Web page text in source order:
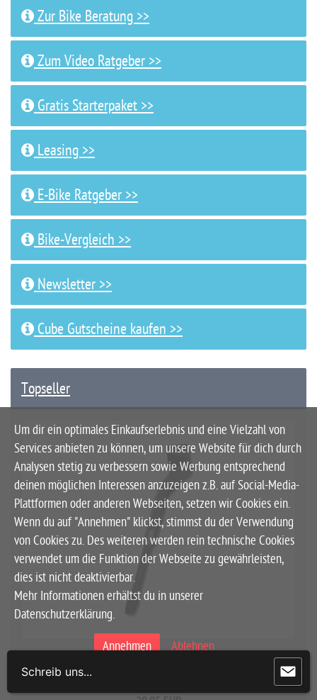
Zur Bike Beratung >>
Zum Video Ratgeber >>
Gratis Starterpaket >>
Leasing >>
E-Bike Ratgeber >>
Bike-Vergleich >>
Newsletter >>
Cube Gutscheine kaufen >>
Topseller
Um dir ein optimales Einkaufserlebnis und eine Vielzahl von
Services anbieten zu können, um unsere Website für dich durch
Analysen stetig zu verbessern sowie Werbung entsprechend
deinen möglichen Interessen anzuzeigen z.B. auf Social-Media-
Plattformen oder anderen Webseiten, setzen wir Cookies ein.
Wenn du auf "Annehmen" klickst, stimmst du der Verwendung
von Cookies zu. Des weiteren werden rein technische Cookies
verwendet um die Funktion der Webseite zu gewährleisten,
dies ist nicht deaktivierbar.
Mehr Informationen erhältst du in unserer
Datenschutzerklärung.
Annehmen Ablehnen
Nur technisch notwendige Cookies laden
Schreib uns...